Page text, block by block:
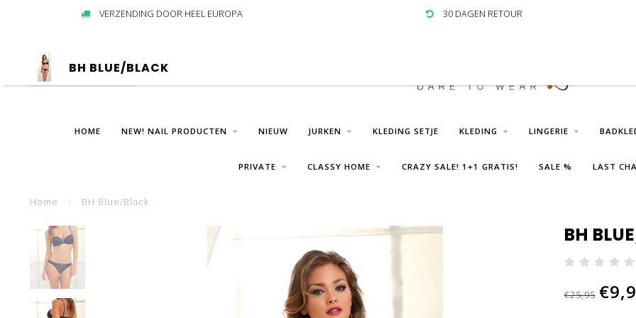
VERZENDING DOOR HEEL EUROPA 30 DAGEN RETOUR
HOME NEW! NAIL PRODUCTEN NIEUW JURKEN KLEDING SETJE KLEDING LINGERIE
PRIVATE CLASSY HOME CRAZY SALE! 1+1 GRATIS! SALE % LAST
Home BH Blue/Black
BH BLUE/BLACK
BH
€25,95